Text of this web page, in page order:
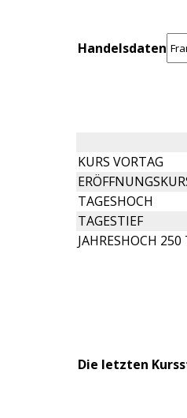
Handelsdaten
KURS VORTAG
TAGESHOCH
TAGESTIEF
JAHRESHOCH 250
Die letzten